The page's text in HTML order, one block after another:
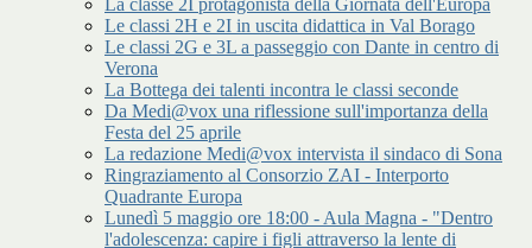
La classe 2I protagonista della Giornata dell'Europa
Le classi 2H e 2I in uscita didattica in Val Borago
Le classi 2G e 3L a passeggio con Dante in centro di
Verona
La Bottega dei talenti incontra le classi seconde
Da Medi@vox una riflessione sull'importanza della
Festa del 25 aprile
La redazione Medi@vox intervista il sindaco di Sona
Ringraziamento al Consorzio ZAI - Interporto
Quadrante Europa
Lunedì 5 maggio ore 18:00 - Aula Magna - "Dentro
l'adolescenza: capire i figli attraverso la lente di